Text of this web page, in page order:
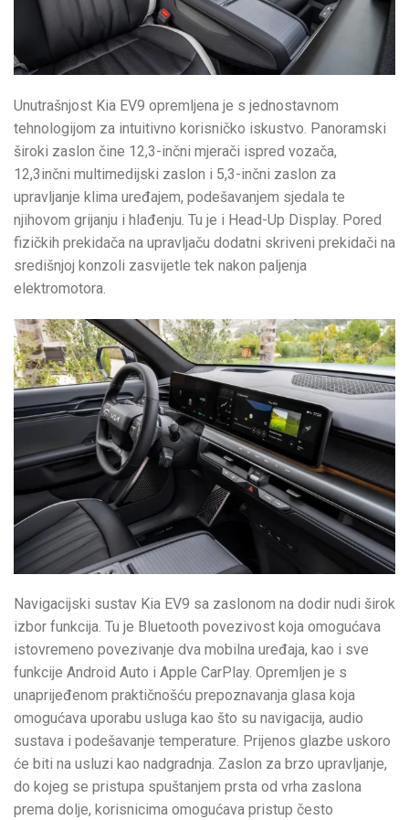
Unutrašnjost Kia EV9 opremljena je s jednostavnom
tehnologijom za intuitivno korisničko iskustvo. Panoramski
široki zaslon čine 12,3-inčni mjerači ispred vozača,
12,3inčni multimedijski zaslon i 5,3-inčni zaslon za
upravljanje klima uređajem, podešavanjem sjedala te
njihovom grijanju i hlađenju. Tu je i Head-Up Display. Pored
fizičkih prekidača na upravljaču dodatni skriveni prekidači na
središnjoj konzoli zasvijetle tek nakon paljenja
elektromotora.
Navigacijski sustav Kia EV9 sa zaslonom na dodir nudi širok
izbor funkcija. Tu je Bluetooth povezivost koja omogućava
istovremeno povezivanje dva mobilna uređaja, kao i sve
funkcije Android Auto i Apple CarPlay. Opremljen je s
unaprijeđenom praktičnošću prepoznavanja glasa koja
omogućava uporabu usluga kao što su navigacija, audio
sustava i podešavanje temperature. Prijenos glazbe uskoro
će biti na usluzi kao nadgradnja. Zaslon za brzo upravljanje,
do kojeg se pristupa spuštanjem prsta od vrha zaslona
prema dolje, korisnicima omogućava pristup često